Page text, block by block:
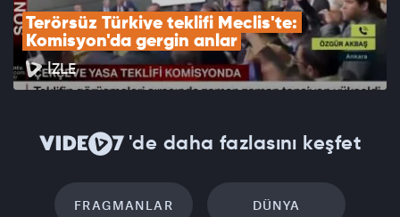
Terörsüz Türkiye teklifi Meclis'te:
Komisyon'da gergin anlar
İZLE
'de daha fazlasını keşfet
FRAGMANLAR DÜNYA